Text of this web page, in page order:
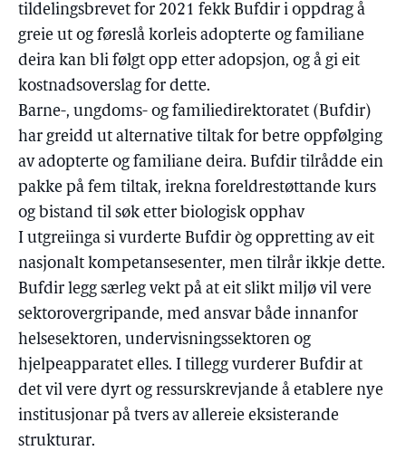
tildelingsbrevet for 2021 fekk Bufdir i oppdrag å
greie ut og føreslå korleis adopterte og familiane
deira kan bli følgt opp etter adopsjon, og å gi eit
kostnadsoverslag for dette.
Barne-, ungdoms- og familiedirektoratet (Bufdir)
har greidd ut alternative tiltak for betre oppfølging
av adopterte og familiane deira. Bufdir tilrådde ein
pakke på fem tiltak, irekna foreldrestøttande kurs
og bistand til søk etter biologisk opphav
I utgreiinga si vurderte Bufdir òg oppretting av eit
nasjonalt kompetansesenter, men tilrår ikkje dette.
Bufdir legg særleg vekt på at eit slikt miljø vil vere
sektorovergripande, med ansvar både innanfor
helsesektoren, undervisningssektoren og
hjelpeapparatet elles. I tillegg vurderer Bufdir at
det vil vere dyrt og ressurskrevjande å etablere nye
institusjonar på tvers av allereie eksisterande
strukturar.